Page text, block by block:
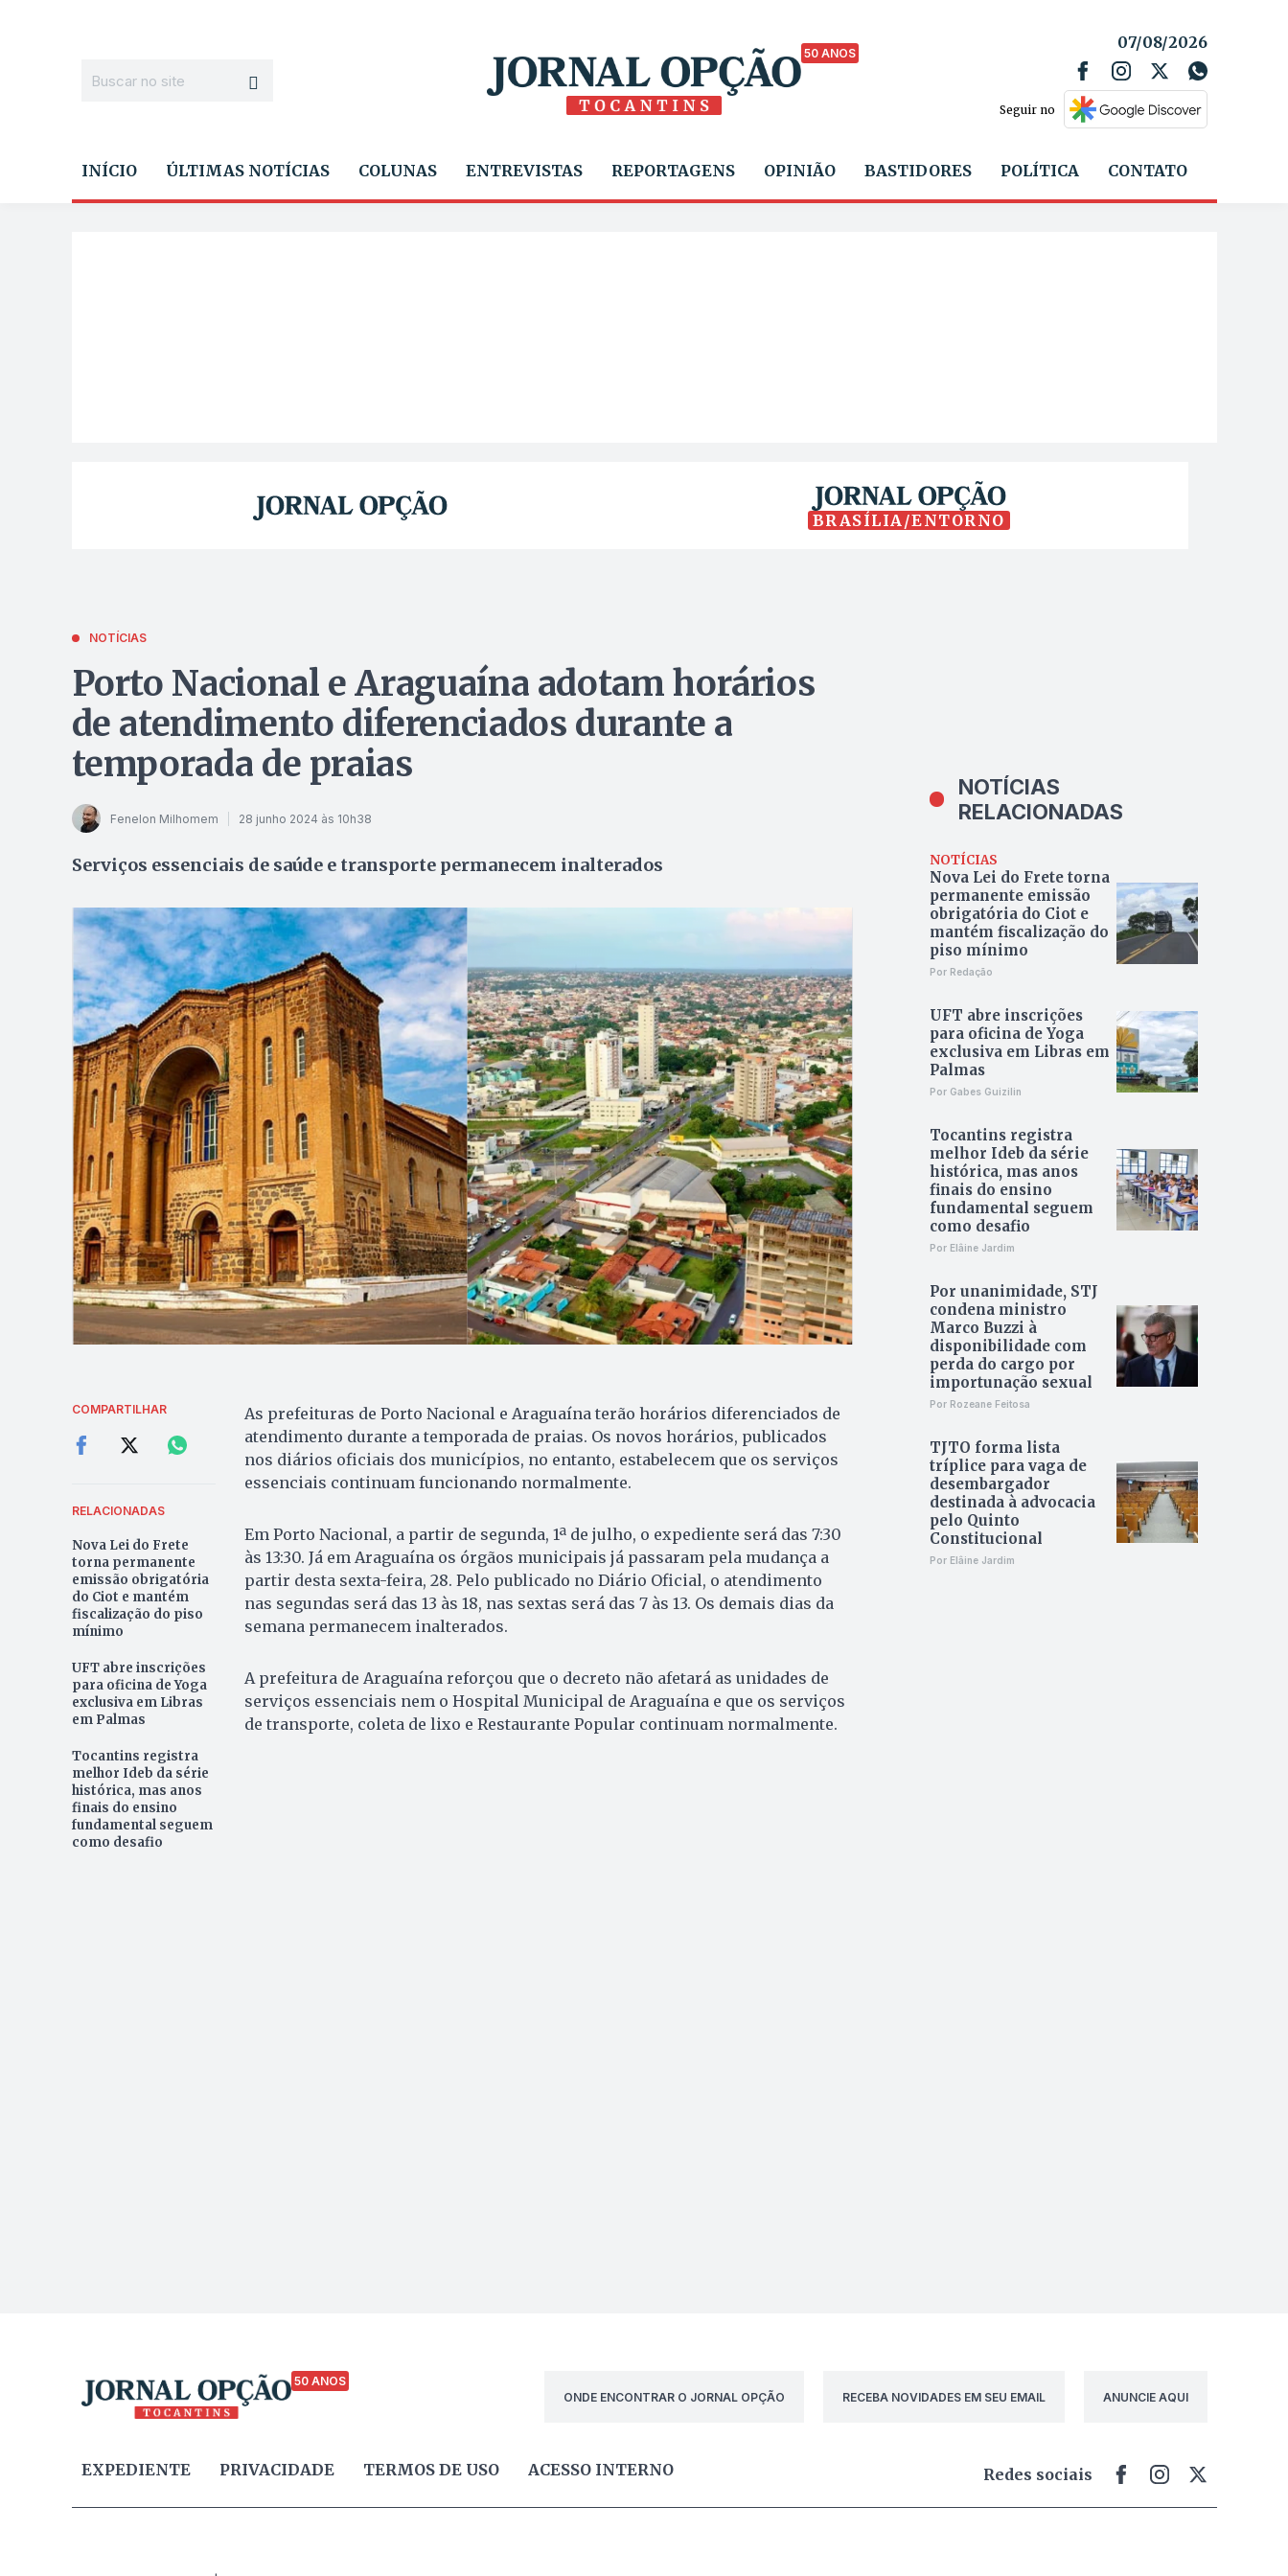
50 ANOS
07/08/2026
Seguir no
INÍCIO ÚLTIMAS NOTÍCIAS COLUNAS ENTREVISTAS REPORTAGENS OPINIÃO BASTIDORES POLÍTICA CONTATO
BRASÍLIA/ENTORNO
NOTÍCIAS
Porto Nacional e Araguaína adotam horários
de atendimento diferenciados durante a
temporada de praias
Fenelon Milhomem 28 junho 2024 às 10h38
Serviços essenciais de saúde e transporte permanecem inalterados
COMPARTILHAR
RELACIONADAS
Nova Lei do Frete
torna permanente
emissão obrigatória
do Ciot e mantém
fiscalização do piso
mínimo
UFT abre inscrições
para oficina de Yoga
exclusiva em Libras
em Palmas
Tocantins registra
melhor Ideb da série
histórica, mas anos
finais do ensino
fundamental seguem
como desafio
As prefeituras de Porto Nacional e Araguaína terão horários diferenciados de
atendimento durante a temporada de praias. Os novos horários, publicados
nos diários oficiais dos municípios, no entanto, estabelecem que os serviços
essenciais continuam funcionando normalmente.
Em Porto Nacional, a partir de segunda, 1ª de julho, o expediente será das 7:30
às 13:30. Já em Araguaína os órgãos municipais já passaram pela mudança a
partir desta sexta-feira, 28. Pelo publicado no Diário Oficial, o atendimento
nas segundas será das 13 às 18, nas sextas será das 7 às 13. Os demais dias da
semana permanecem inalterados.
A prefeitura de Araguaína reforçou que o decreto não afetará as unidades de
serviços essenciais nem o Hospital Municipal de Araguaína e que os serviços
de transporte, coleta de lixo e Restaurante Popular continuam normalmente.
NOTÍCIAS
RELACIONADAS
NOTÍCIAS
Nova Lei do Frete torna
permanente emissão
obrigatória do Ciot e
mantém fiscalização do
piso mínimo
Por Redação
UFT abre inscrições
para oficina de Yoga
exclusiva em Libras em
Palmas
Por Gabes Guizilin
Tocantins registra
melhor Ideb da série
histórica, mas anos
finais do ensino
fundamental seguem
como desafio
Por Elâine Jardim
Por unanimidade, STJ
condena ministro
Marco Buzzi à
disponibilidade com
perda do cargo por
importunação sexual
Por Rozeane Feitosa
TJTO forma lista
tríplice para vaga de
desembargador
destinada à advocacia
pelo Quinto
Constitucional
Por Elâine Jardim
50 ANOS
ONDE ENCONTRAR O JORNAL OPÇÃO
RECEBA NOVIDADES EM SEU EMAIL ANUNCIE AQUI
EXPEDIENTE PRIVACIDADE TERMOS DE USO ACESSO INTERNO Redes sociais